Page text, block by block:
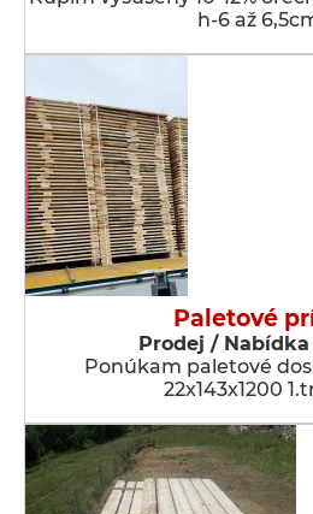
h-6 až
Paletové
Prodej / Nabídka
Ponúkam paletové
22x143x1200